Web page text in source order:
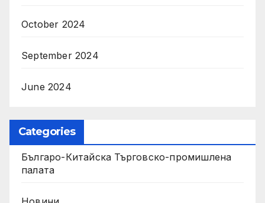
October 2024
September 2024
June 2024
Categories
Българо-Китайска Търговско-промишлена
палaта